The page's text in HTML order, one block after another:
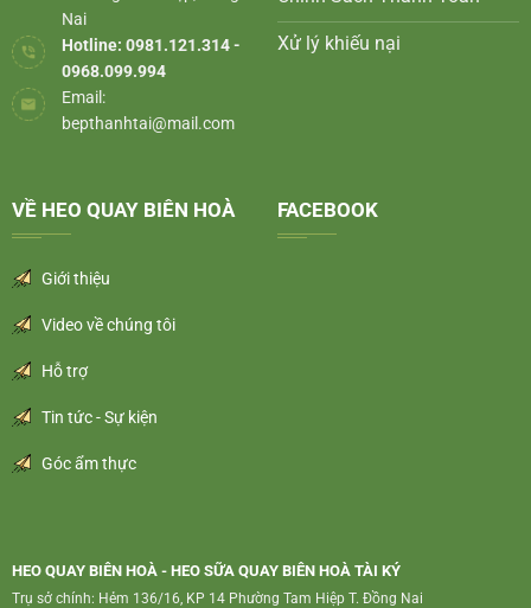
Nai
Hotline: 0981.121.314 -
0968.099.994
Email:
bepthanhtai@mail.com
Xử lý khiếu nại
VỀ HEO QUAY BIÊN HOÀ
Giới thiệu
Video về chúng tôi
Hỗ trợ
Tin tức - Sự kiện
Góc ẩm thực
FACEBOOK
HEO QUAY BIÊN HOÀ - HEO SỮA QUAY BIÊN HOÀ TÀI KÝ
Trụ sở chính: Hẻm 136/16, KP 14 Phường Tam Hiệp T. Đồng Nai